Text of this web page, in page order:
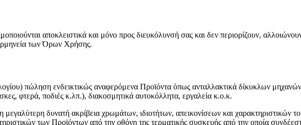
αποκλειστικά και μόνο προς διευκόλυνσή σας και δεν περιορίζουν,
των Όρων Χρήσης.
πώληση ενδεικτικώς αναφερόμενα Προϊόντα όπως ανταλλακτικά δίκυκλων
φτερά, ποδιές κ.λπ.), διακοσμητικά αυτοκόλλητα, εργαλεία κ.ο.κ.
δυνατή ακρίβεια χρωμάτων, ιδιοτήτων, απεικονίσεων και χαρακτηριστικών
των Προϊόντων από την οθόνη της τερματικής συσκευής από την οποία